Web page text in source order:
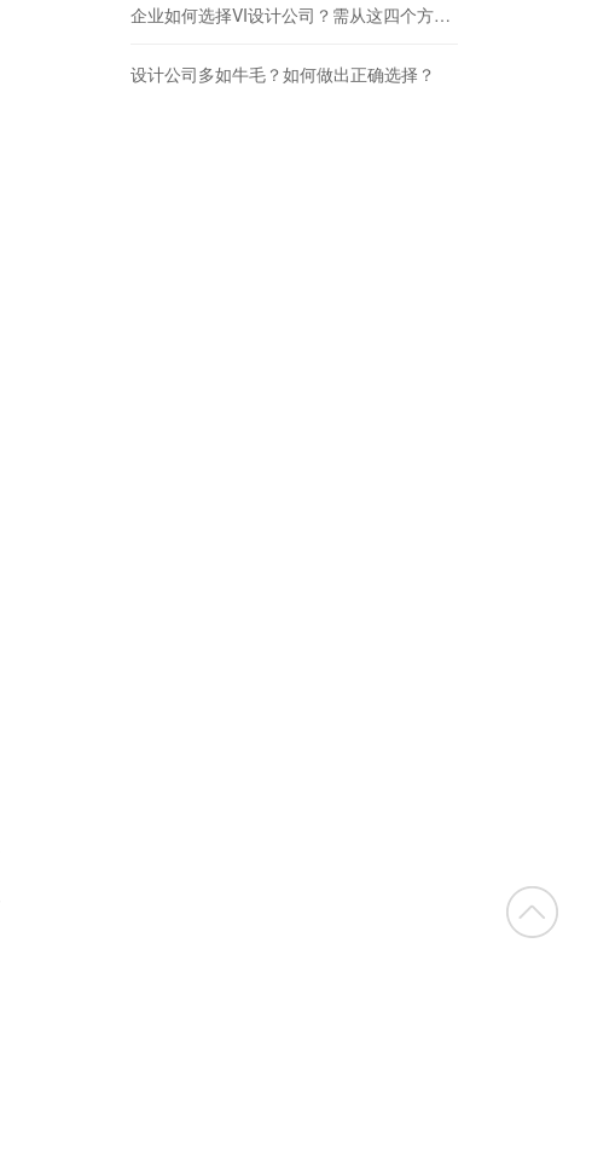
企业如何选择VI设计公司？需从这四个方面入手！
设计公司多如牛毛？如何做出正确选择？